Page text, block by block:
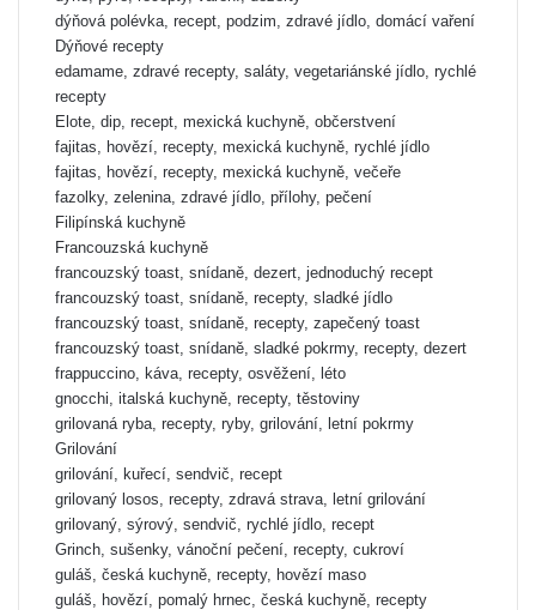
dýňová polévka, recept, podzim, zdravé jídlo, domácí vaření
Dýňové recepty
edamame, zdravé recepty, saláty, vegetariánské jídlo, rychlé
recepty
Elote, dip, recept, mexická kuchyně, občerstvení
fajitas, hovězí, recepty, mexická kuchyně, rychlé jídlo
fajitas, hovězí, recepty, mexická kuchyně, večeře
fazolky, zelenina, zdravé jídlo, přílohy, pečení
Filipínská kuchyně
Francouzská kuchyně
francouzský toast, snídaně, dezert, jednoduchý recept
francouzský toast, snídaně, recepty, sladké jídlo
francouzský toast, snídaně, recepty, zapečený toast
francouzský toast, snídaně, sladké pokrmy, recepty, dezert
frappuccino, káva, recepty, osvěžení, léto
gnocchi, italská kuchyně, recepty, těstoviny
grilovaná ryba, recepty, ryby, grilování, letní pokrmy
Grilování
grilování, kuřecí, sendvič, recept
grilovaný losos, recepty, zdravá strava, letní grilování
grilovaný, sýrový, sendvič, rychlé jídlo, recept
Grinch, sušenky, vánoční pečení, recepty, cukroví
guláš, česká kuchyně, recepty, hovězí maso
guláš, hovězí, pomalý hrnec, česká kuchyně, recepty